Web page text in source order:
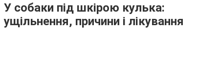
У собаки під шкірою кулька:
ущільнення, причини і лікування